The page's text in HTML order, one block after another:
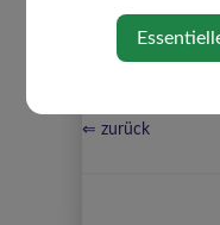
⇐ zurück